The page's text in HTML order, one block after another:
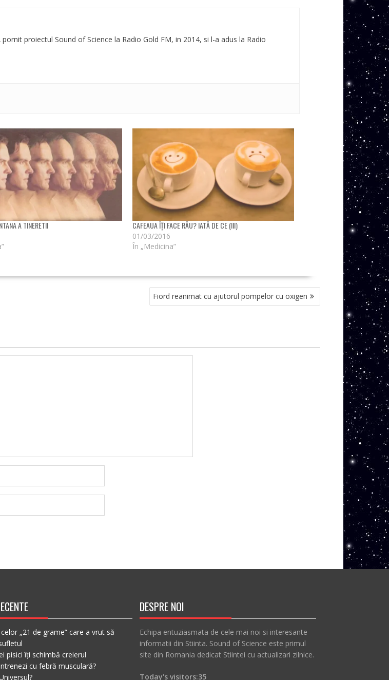
proiectul Sound of Science la Radio Gold FM, in 2014, si l-a adus la Radio
A TINERETII CAFEAUA ÎȚI FACE RĂU? IATĂ DE CE (III)
01/03/2016
În „Medicina”
Fiord reanimat cu ajutorul pompelor cu oxigen
„21 de grame” care a vrut să
pisici îți schimbă creierul
cu febră musculară?
DESPRE NOI
Echipa entuziasmata de cele mai noi si interesante
informatii din Stiinta. Sound of Science este primul
site din Romania dedicat Stiintei cu actualizari zilnice.
Today's visitors:35